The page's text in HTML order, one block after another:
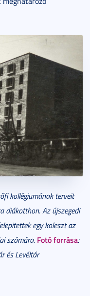
kollégiumának terveit
diákotthon. Az újszegedi
egy koleszt az
számára. Fotó forrása:
és Levéltár